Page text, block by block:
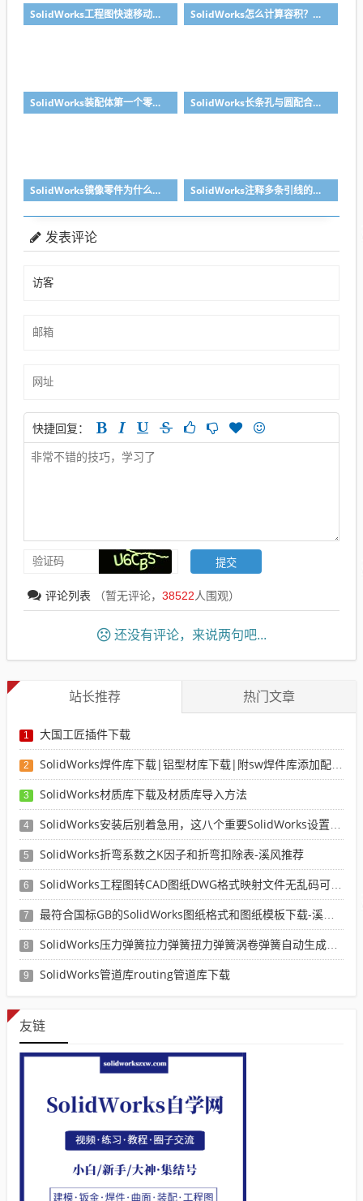
SolidWorks工程图快速移动视图位置技巧，溪风实战分享 SolidWorks怎么计算容积？容器的体积？
SolidWorks装配体第一个零件怎么固定到中心原点？90%的人一开始就做错了 SolidWorks长条孔与圆配合，槽口与圆配合超快方法
SolidWorks镜像零件为什么不对称？镜像命令使用详解 SolidWorks注释多条引线的方法步骤
发表评论
快捷回复：
评论列表 （暂无评论， 38522人围观）
还没有评论，来说两句吧...
站长推荐 热门文章
1 大国工匠插件下载
2 SolidWorks焊件库下载|铝型材库下载|附sw焊件库添加配置使用教程
3 SolidWorks材质库下载及材质库导入方法
4 SolidWorks安装后别着急用，这八个重要SolidWorks设置可以提高你的画图效率
5 SolidWorks折弯系数之K因子和折弯扣除表-溪风推荐
6 SolidWorks工程图转CAD图纸DWG格式映射文件无乱码可分层-溪风亲测推荐
7 最符合国标GB的SolidWorks图纸格式和图纸模板下载-溪风专用版
8 SolidWorks压力弹簧拉力弹簧扭力弹簧涡卷弹簧自动生成宏程序下载
9 SolidWorks管道库routing管道库下载
友链